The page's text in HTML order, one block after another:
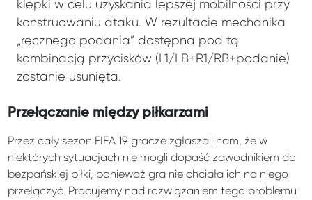
klepki w celu uzyskania lepszej mobilności przy
konstruowaniu ataku. W rezultacie mechanika
„ręcznego podania” dostępna pod tą
kombinacją przycisków (L1/LB+R1/RB+podanie)
zostanie usunięta.
Przełączanie między piłkarzami
Przez cały sezon FIFA 19 gracze zgłaszali nam, że w
niektórych sytuacjach nie mogli dopaść zawodnikiem do
bezpańskiej piłki, ponieważ gra nie chciała ich na niego
przełączyć. Pracujemy nad rozwiązaniem tego problemu